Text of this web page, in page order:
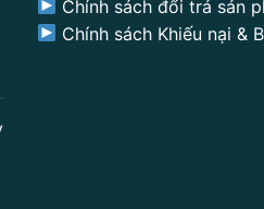
Chính sách đổi trả sản
Chính sách Khiếu nại &